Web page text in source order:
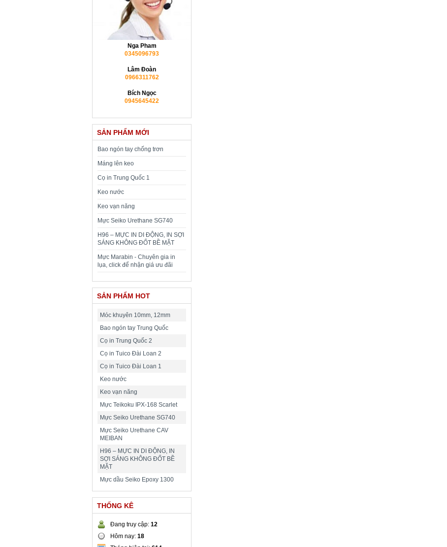
Nga Pham
0345096793
Lâm Đoàn
0966311762
Bích Ngọc
0945645422
SẢN PHẨM MỚI
Bao ngón tay chống trơn
Máng lên keo
Cọ in Trung Quốc 1
Keo nước
Keo vạn năng
Mực Seiko Urethane SG740
H96 – MỰC IN DI ĐỘNG, IN SỢI
SÁNG KHÔNG ĐỐT BỀ MẶT
Mực Marabin - Chuyên gia in
lụa, click để nhận giá ưu đãi
SẢN PHẨM HOT
Móc khuyên 10mm, 12mm
Bao ngón tay Trung Quốc
Cọ in Trung Quốc 2
Cọ in Tuico Đài Loan 2
Cọ in Tuico Đài Loan 1
Keo nước
Keo vạn năng
Mực Teikoku IPX-168 Scarlet
Mực Seiko Urethane SG740
Mực Seiko Urethane CAV
MEIBAN
H96 – MỰC IN DI ĐỘNG, IN
SỢI SÁNG KHÔNG ĐỐT BỀ
MẶT
Mực dầu Seiko Epoxy 1300
THỐNG KÊ
Đang truy cập: 12
Hôm nay: 18